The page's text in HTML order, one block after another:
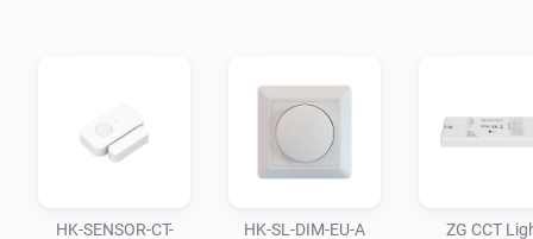
HK-SENSOR-CT-
HK-SL-DIM-EU-A ZG CCT